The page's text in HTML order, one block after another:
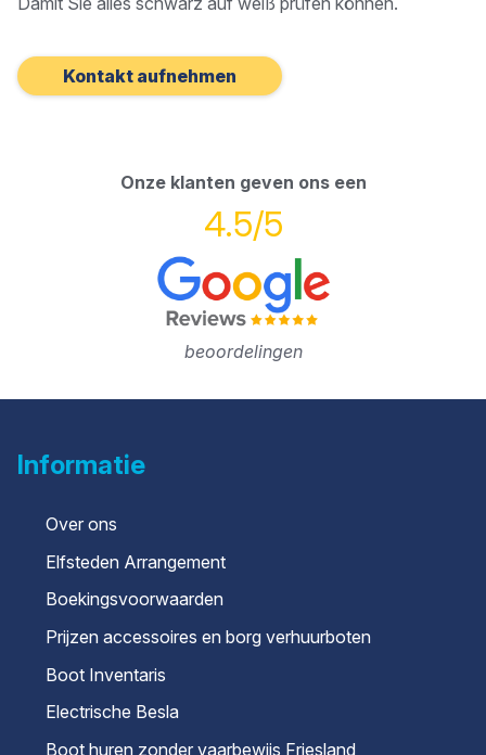
Kontakt aufnehmen
Onze klanten geven ons een
4.5/5
beoordelingen
Informatie
Over ons
Elfsteden Arrangement
Boekingsvoorwaarden
Prijzen accessoires en borg verhuurboten
Boot Inventaris
Electrische Besla
Boot huren zonder vaarbewijs Friesland